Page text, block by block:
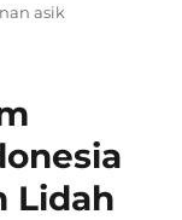
asik
Lidah